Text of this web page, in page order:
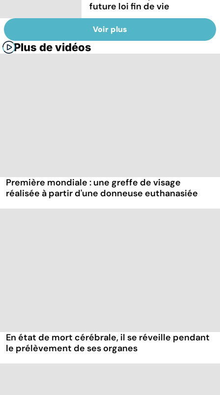
future loi fin de vie
Voir plus
Plus de vidéos
Première mondiale : une greffe de visage
réalisée à partir d'une donneuse euthanasiée
En état de mort cérébrale, il se réveille pendant
le prélèvement de ses organes